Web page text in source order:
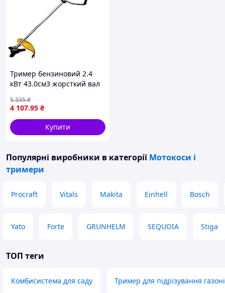
Тример бензиновий 2.4
кВт 43.0см3 жорсткий вал
SIGMA (5612601)
4 107.95 ₴
5 335₴
Купити
Популярні виробники в категорії Мотокоси і
тримери
Procraft Vitals Makita Einhell Bosch
Yato Forte GRUNHELM SEQUOIA Stiga
ТОП теги
Комбисистема для саду Тример для підрізування